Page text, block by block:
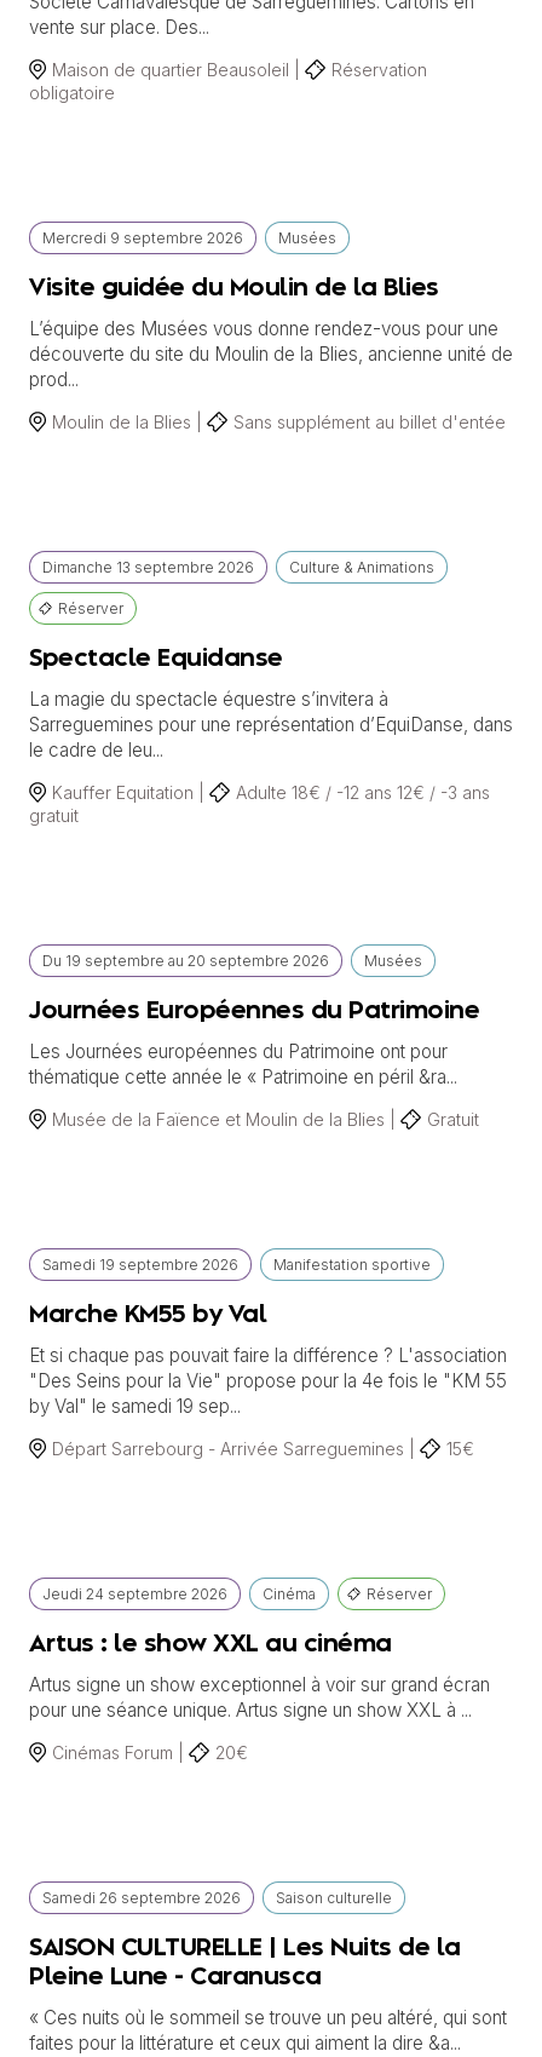
vente sur place. Des...
Maison de quartier Beausoleil |
Réservation
obligatoire
Mercredi 9 septembre 2026 Musées
Visite guidée du Moulin de la Blies
L’équipe des Musées vous donne rendez-vous pour une
découverte du site du Moulin de la Blies, ancienne unité de
prod...
Moulin de la Blies | Sans supplément au billet d'entée
Dimanche 13 septembre 2026 Culture & Animations
Réserver
Spectacle Equidanse
La magie du spectacle équestre s’invitera à
Sarreguemines pour une représentation d’EquiDanse, dans
le cadre de leu...
Kauffer Equitation |
Adulte 18€ / -12 ans 12€ / -3 ans
gratuit
Du 19 septembre au 20 septembre 2026 Musées
Journées Européennes du Patrimoine
Les Journées européennes du Patrimoine ont pour
thématique cette année le « Patrimoine en péril &ra...
Musée de la Faïence et Moulin de la Blies | Gratuit
Samedi 19 septembre 2026 Manifestation sportive
Marche KM55 by Val
Et si chaque pas pouvait faire la différence ? L'association
"Des Seins pour la Vie" propose pour la 4e fois le "KM 55
by Val" le samedi 19 sep...
Départ Sarrebourg - Arrivée Sarreguemines | 15€
Jeudi 24 septembre 2026 Cinéma Réserver
Artus : le show XXL au cinéma
Artus signe un show exceptionnel à voir sur grand écran
pour une séance unique. Artus signe un show XXL à ...
Cinémas Forum | 20€
Samedi 26 septembre 2026 Saison culturelle
SAISON CULTURELLE | Les Nuits de la
Pleine Lune - Caranusca
« Ces nuits où le sommeil se trouve un peu altéré, qui sont
faites pour la littérature et ceux qui aiment la dire &a...